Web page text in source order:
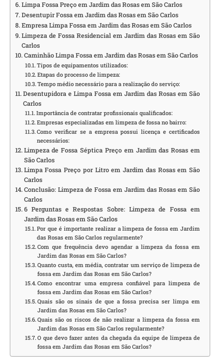
Limpa Fossa Preço em Jardim das Rosas em São Carlos
Desentupir Fossa em Jardim das Rosas em São Carlos
Empresa Limpa Fossa em Jardim das Rosas em São Carlos
Limpeza de Fossa Residencial em Jardim das Rosas em São
Carlos
Caminhão Limpa Fossa em Jardim das Rosas em São Carlos
Tipos de equipamentos utilizados:
Etapas do processo de limpeza:
Tempo médio necessário para a realização do serviço:
Desentupidora e Limpa Fossa em Jardim das Rosas em São
Carlos
Importância de contratar profissionais qualificados:
Empresas especializadas em limpeza de fossa no bairro:
Como verificar se a empresa possui licença e certificados
necessários:
Limpeza de Fossa Séptica Preço em Jardim das Rosas em
São Carlos
Limpa Fossa Preço por Litro em Jardim das Rosas em São
Carlos
Conclusão: Limpeza de Fossa em Jardim das Rosas em São
Carlos
6 Perguntas e Respostas Sobre: Limpeza de Fossa em
Jardim das Rosas em São Carlos
Por que é importante realizar a limpeza de fossa em Jardim
das Rosas em São Carlos regularmente?
Com que frequência devo agendar a limpeza da fossa em
Jardim das Rosas em São Carlos?
Quanto custa, em média, contratar um serviço de limpeza de
fossa em Jardim das Rosas em São Carlos?
Como encontrar uma empresa confiável para limpeza de
fossa em Jardim das Rosas em São Carlos?
Quais são os sinais de que a fossa precisa ser limpa em
Jardim das Rosas em São Carlos?
Quais são os riscos de não realizar a limpeza da fossa em
Jardim das Rosas em São Carlos regularmente?
O que devo fazer antes da chegada da equipe de limpeza de
fossa em Jardim das Rosas em São Carlos?